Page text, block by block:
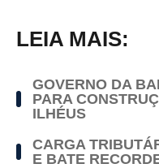
LEIA MAIS:
GOVERNO DA
PARA
ILHÉUS
CARGA
E BATE